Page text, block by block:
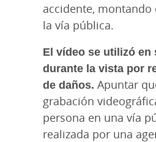
accidente,
la vía pública.
El vídeo se utilizó en
durante la vista por
de daños. Apuntar
grabación
persona en una vía
realizada por una